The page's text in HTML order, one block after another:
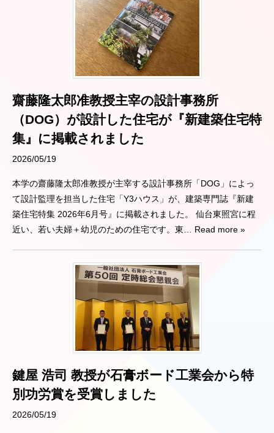
齋藤隆太郎准教授主宰の設計事務所
（DOG）が設計した住宅が『新建築住宅特
集』に掲載されました
2026/05/19
本学の齋藤隆太郎准教授が主宰する設計事務所「DOG」によっ
て設計監理を担当した住宅「Y3ハウス」が、建築専門誌『新建
築住宅特集 2026年6月号』に掲載されました。 仙台東照宮に程
近い、若い夫婦＋幼児のための住宅です。東 … Read more »
鍵屋 浩司 教授が石膏ボード工業会から特
別功労賞を受賞しました
2026/05/19